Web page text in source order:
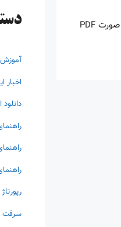
اینروزها خرید PDF کتاب‎های خارجی بسیار رواج یافته است. با آنکه نسخه‌های ترجمه شده بسیار زیادی از کتاب‌ها چه به صورت چاپی و چه به صورت PDF
اخبار
دانلود
رپورتاژ
سرقت